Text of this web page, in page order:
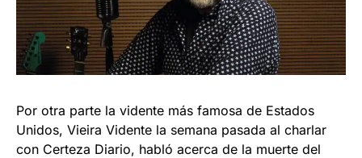
Por otra parte la vidente más famosa de Estados
Unidos, Vieira Vidente la semana pasada al charlar
con Certeza Diario, habló acerca de la muerte del